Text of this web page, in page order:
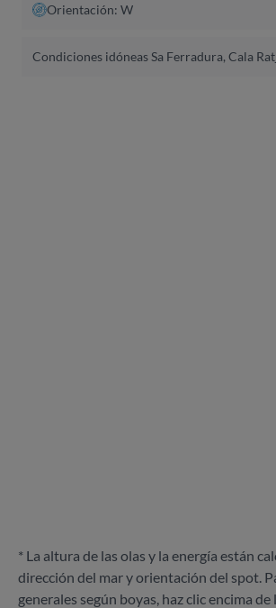
Orientación: W
Condiciones idóneas Sa Ferradura, Cala
* La altura de las olas y la energía están
dirección del mar y orientación del spot.
generales según boyas, haz clic encima de